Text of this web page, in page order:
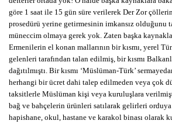
göre 1 saat ile 15 gün süre verilerek Der Zor
prosedürü yerine getirmesinin imkansız olduğunu
müneccim olmaya gerek yok. Zaten başka
Ermenilerin el konan mallarının bir kısmı, yerel
gelenleri tarafından talan edilmiş, bir kısmı
dağıtılmıştı. Bir kısmı ‘Müslüman-Türk’
herhangi bir ücret dahi talep edilmeden veya çok
taksitlerle Müslüman kişi veya kuruluşlara
bağ ve bahçelerin ürünleri satılarak gelirleri
hapishane, okul, hastane ve karakol binası olarak